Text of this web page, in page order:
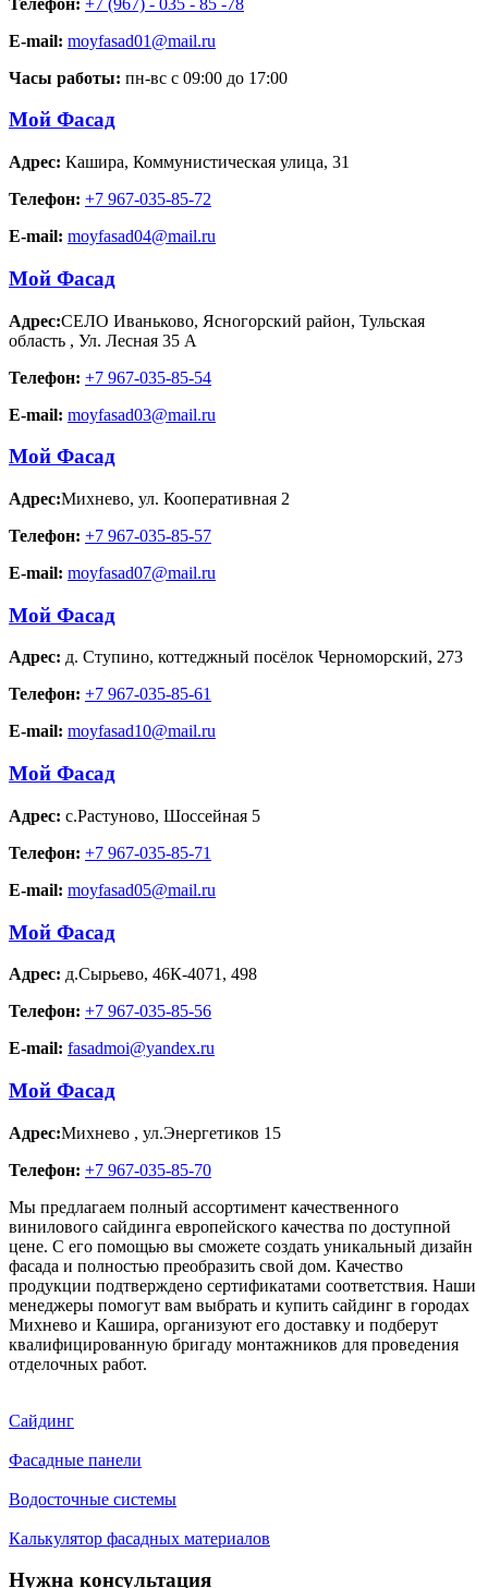
E-mail: moyfasad01@mail.ru
Часы работы: пн-вс с 09:00 до 17:00
Мой Фасад
Адрес: Кашира, Коммунистическая улица, 31
Телефон: +7 967-035-85-72
E-mail: moyfasad04@mail.ru
Мой Фасад
Адрес:СЕЛО Иваньково, Ясногорский район, Тульская
область , Ул. Лесная 35 А
Телефон: +7 967-035-85-54
E-mail: moyfasad03@mail.ru
Мой Фасад
Адрес:Михнево, ул. Кооперативная 2
Телефон: +7 967-035-85-57
E-mail: moyfasad07@mail.ru
Мой Фасад
Адрес: д. Ступино, коттеджный посёлок Черноморский, 273
Телефон: +7 967-035-85-61
E-mail: moyfasad10@mail.ru
Мой Фасад
Адрес: с.Растуново, Шоссейная 5
Телефон: +7 967-035-85-71
E-mail: moyfasad05@mail.ru
Мой Фасад
Адрес: д.Сырьево, 46К-4071, 498
Телефон: +7 967-035-85-56
E-mail: fasadmoi@yandex.ru
Мой Фасад
Адрес:Михнево , ул.Энергетиков 15
Телефон: +7 967-035-85-70
Мы предлагаем полный ассортимент качественного
винилового сайдинга европейского качества по доступной
цене. С его помощью вы сможете создать уникальный дизайн
фасада и полностью преобразить свой дом. Качество
продукции подтверждено сертификатами соответствия. Наши
менеджеры помогут вам выбрать и купить сайдинг в городах
Михнево и Кашира, организуют его доставку и подберут
квалифицированную бригаду монтажников для проведения
отделочных работ.
Сайдинг
Фасадные панели
Водосточные системы
Калькулятор фасадных материалов
Нужна консультация